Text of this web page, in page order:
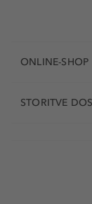
ONLINE-SHOP
STORITVE